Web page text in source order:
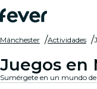
Mánchester Actividades
Juegos en